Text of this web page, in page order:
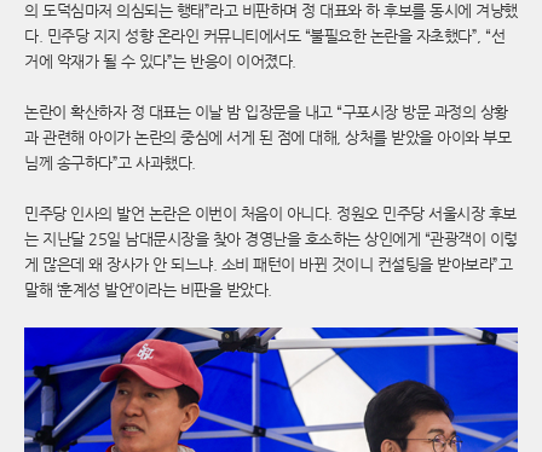
의 도덕심마저 의심되는 행태”라고 비판하며 정 대표와 하 후보를 동시에 겨냥했
다. 민주당 지지 성향 온라인 커뮤니티에서도 “불필요한 논란을 자초했다”, “선
거에 악재가 될 수 있다”는 반응이 이어졌다.
논란이 확산하자 정 대표는 이날 밤 입장문을 내고 “구포시장 방문 과정의 상황
과 관련해 아이가 논란의 중심에 서게 된 점에 대해, 상처를 받았을 아이와 부모
님께 송구하다”고 사과했다.
민주당 인사의 발언 논란은 이번이 처음이 아니다. 정원오 민주당 서울시장 후보
는 지난달 25일 남대문시장을 찾아 경영난을 호소하는 상인에게 “관광객이 이렇
게 많은데 왜 장사가 안 되느냐. 소비 패턴이 바뀐 것이니 컨설팅을 받아보라”고
말해 ‘훈계성 발언’이라는 비판을 받았다.